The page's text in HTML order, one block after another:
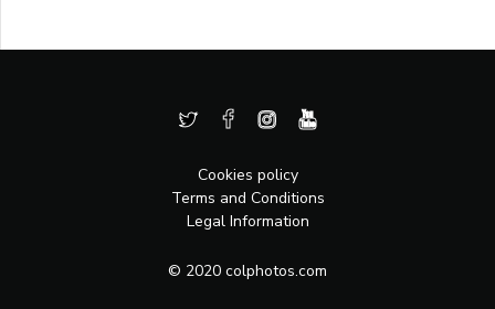
Cookies policy
Terms and Conditions
Legal Information
© 2020 colphotos.com